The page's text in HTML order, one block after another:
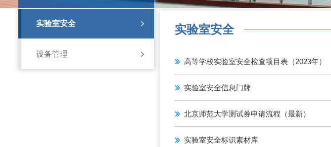
实验室安全
设备管理
实验室安全
高等学校实验室安全检查项目表（2023年）
实验室安全信息门牌
北京师范大学测试券申请流程（最新）
实验室安全标识素材库